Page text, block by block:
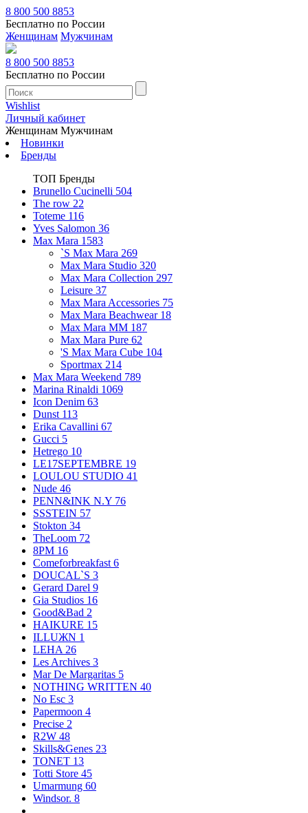
8 800 500 8853
Бесплатно по России
Женщинам Мужчинам
8 800 500 8853
Бесплатно по России
Wishlist
Личный кабинет
Женщинам Мужчинам
Новинки
Бренды
ТОП Бренды
Brunello Cucinelli 504
The row 22
Toteme 116
Yves Salomon 36
Max Mara 1583
`S Max Mara 269
Max Mara Studio 320
Max Mara Collection 297
Leisure 37
Max Mara Accessories 75
Max Mara Beachwear 18
Max Mara MM 187
Max Mara Pure 62
'S Max Mara Cube 104
Sportmax 214
Max Mara Weekend 789
Marina Rinaldi 1069
Icon Denim 63
Dunst 113
Erika Cavallini 67
Gucci 5
Hetrego 10
LE17SEPTEMBRE 19
LOULOU STUDIO 41
Nude 46
PENN&INK N.Y 76
SSSTEIN 57
Stokton 34
TheLoom 72
8PM 16
Comeforbreakfast 6
DOUCAL`S 3
Gerard Darel 9
Gia Studios 16
Good&Bad 2
HAIKURE 15
ILLUЖN 1
LEHA 26
Les Archives 3
Mar De Margaritas 5
NOTHING WRITTEN 40
No Esc 3
Papermoon 4
Precise 2
R2W 48
Skills&Genes 23
TONET 13
Totti Store 45
Umarmung 60
Windsor. 8